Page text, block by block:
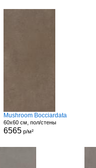
Mushroom Bocciardata
60x60 см, пол/стены
6565 р/м²